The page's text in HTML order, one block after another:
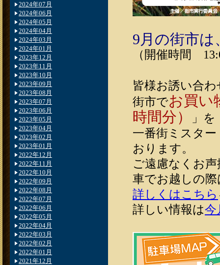
9月の街市は
（開催時間
皆様お誘い合
街市でお買い
時間分）
」を
一番街ミスタ
おります。
ご遠慮なくお
車でお越しの
詳しくはこちら
詳しい情報は今
2024年07月
2024年06月
2024年05月
2024年04月
2024年03月
2024年01月
2023年12月
2023年11月
2023年10月
2023年09月
2023年08月
2023年07月
2023年06月
2023年05月
2023年04月
2023年02月
2023年01月
2022年12月
2022年11月
2022年10月
2022年09月
2022年08月
2022年07月
2022年06月
2022年05月
2022年04月
2022年03月
2022年02月
2022年01月
2021年12月